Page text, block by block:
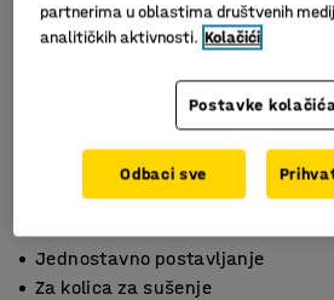
Jednostavno postavljanje
Za kolica za sušenje
partnerima u oblastima društvenih
analitičkih aktivnosti. Kolačići
Postavke
Odbaci sve